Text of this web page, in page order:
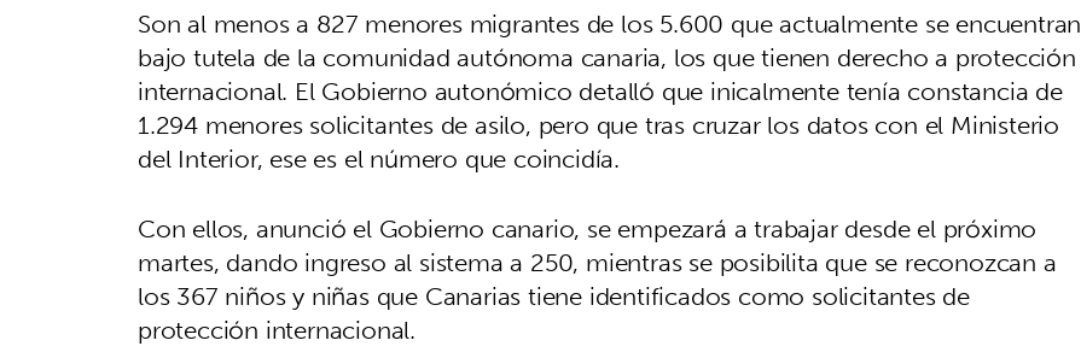
Son al menos a 827 menores migrantes de los 5.600 que actualmente se encuentran
bajo tutela de la comunidad autónoma canaria, los que tienen derecho a protección
internacional. El Gobierno autonómico detalló que inicalmente tenía constancia de
1.294 menores solicitantes de asilo, pero que tras cruzar los datos con el Ministerio
del Interior, ese es el número que coincidía.
Con ellos, anunció el Gobierno canario, se empezará a trabajar desde el próximo
martes, dando ingreso al sistema a 250, mientras se posibilita que se reconozcan a
los 367 niños y niñas que Canarias tiene identificados como solicitantes de
protección internacional.